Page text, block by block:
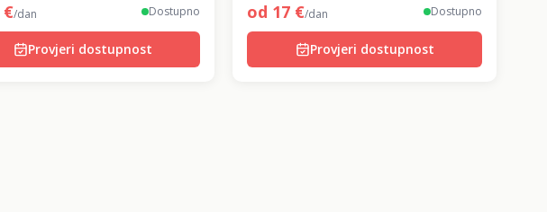
€/dan Dostupno
Provjeri dostupnost
sport i relaksacija na vodi!
od 17 €/dan Dostupno
Provjeri dostupnost